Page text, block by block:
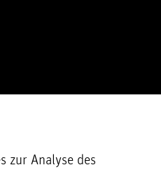
zur Analyse des